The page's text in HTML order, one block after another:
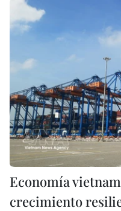
Economía
crecimiento